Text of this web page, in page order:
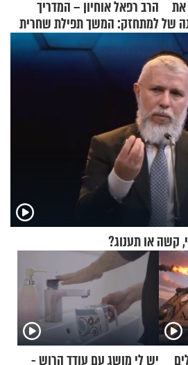
את
של
הרב רפאל אוחיון – המדריך
למתחזק: המשך תפילת שחרית
מאשרי ועד עלינו
קשה או תענוג?
יש לי מושג עם עודד הרוש -